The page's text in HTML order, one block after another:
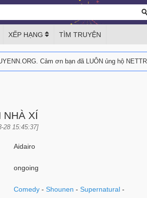
XẾP HẠNG TÌM TRUYỆN
Cảm ơn bạn đã LUÔN ủng hộ
NHÀ XÍ
28 15:45:37]
Aidairo
ongoing
Comedy -Shounen -Supernatural -